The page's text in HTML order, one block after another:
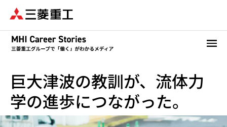
ン
動
巨大津波の教訓が、流体力
学の進歩につながった。